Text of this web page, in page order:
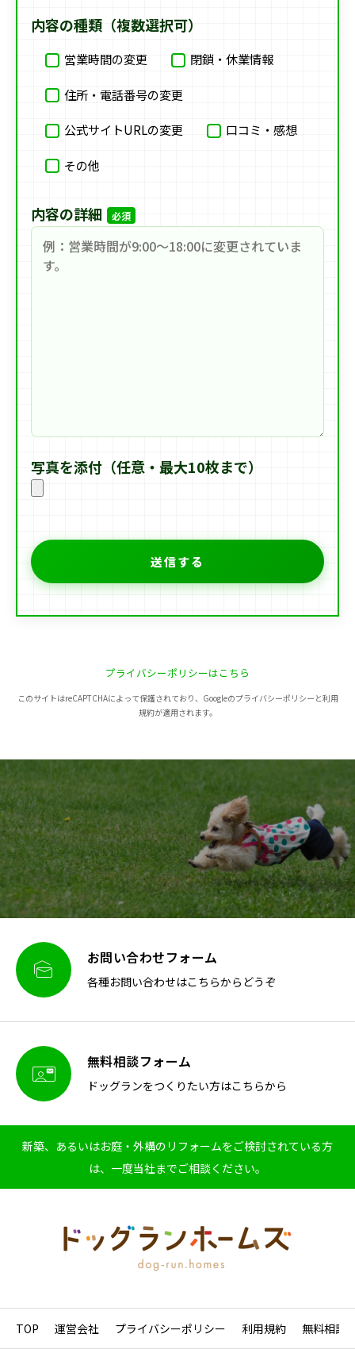
内容の種類（複数選択可）
営業時間の変更 閉鎖・休業情報
住所・電話番号の変更
公式サイトURLの変更 口コミ・感想
その他
内容の詳細 必須
写真を添付（任意・最大10枚まで）
プライバシーポリシーはこちら
このサイトはreCAPTCHAによって保護されており、Googleのプライバシーポリシーと利用
規約が適用されます。
 お問い合わせフォーム
各種お問い合わせはこちらからどうぞ
 無料相談フォーム
ドッグランをつくりたい方はこちらから
新築、あるいはお庭・外構のリフォームをご検討されている方
は、一度当社までご相談ください。
TOP 運営会社 プライバシーポリシー 利用規約 無料相談